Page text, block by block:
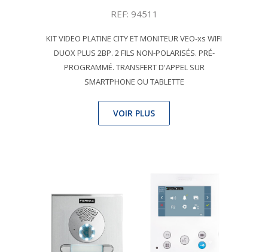
REF: 94511
KIT VIDEO PLATINE CITY ET MONITEUR VEO-xs WIFI
DUOX PLUS 2BP. 2 FILS NON-POLARISÉS. PRÉ-
PROGRAMMÉ. TRANSFERT D'APPEL SUR
SMARTPHONE OU TABLETTE
VOIR PLUS